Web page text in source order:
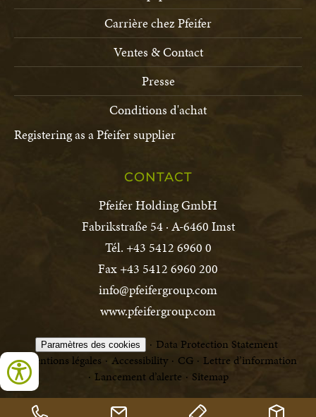
Carrière chez Pfeifer
Ventes & Contact
Presse
Conditions d'achat
Registering as a Pfeifer supplier
CONTACT
Pfeifer Holding GmbH
Fabrikstraße 54 · A-6460 Imst
Tél. +43 5412 6960 0
Fax +43 5412 6960 200
info@pfeifergroup.com
www.pfeifergroup.com
Paramètres des cookies
Data Protection Statement
Mentions légales
Accessibility CG
Lettre d’information
Lancement d’alerte
Sitemap